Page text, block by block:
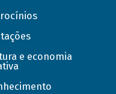
e economia